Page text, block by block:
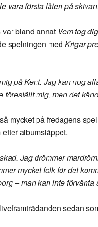
vara första låten på skivan.
var bland annat Vem tog
spelningen med Krigar
på Kent. Jag kan nog
föreställt mig, men det
mycket på fredagens
albumsläppet.
Jag drömmer
mycket folk för det
– man kan inte förvänta
sedan